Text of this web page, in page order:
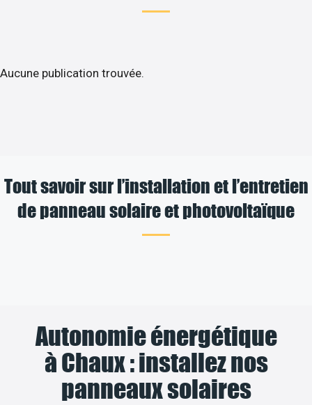
Aucune publication trouvée.
Tout savoir sur l’installation et l’entretien
de panneau solaire et photovoltaïque
Autonomie énergétique
à Chaux : installez nos
panneaux solaires